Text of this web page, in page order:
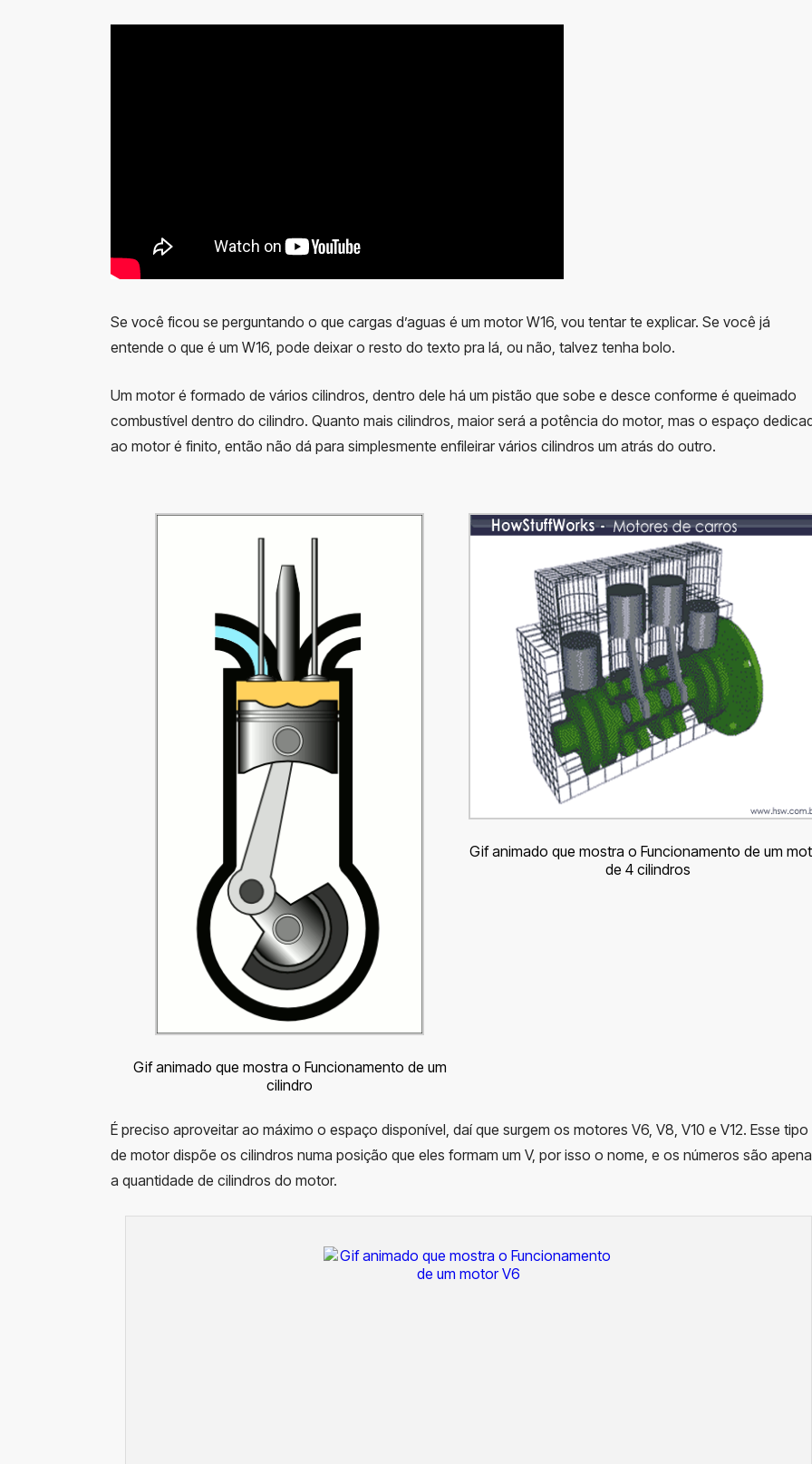
Se você ficou se perguntando o que cargas d’aguas é um motor W16, vou tentar te explicar. Se você já
entende o que é um W16, pode deixar o resto do texto pra lá, ou não, talvez tenha bolo.
Um motor é formado de vários cilindros, dentro dele há um pistão que sobe e desce conforme é queimado
combustível dentro do cilindro. Quanto mais cilindros, maior será a potência do motor, mas o espaço
ao motor é finito, então não dá para simplesmente enfileirar vários cilindros um atrás do outro.
Gif animado que mostra o Funcionamento de um
cilindro
Gif animado que mostra o Funcionamento de um
de 4 cilindros
É preciso aproveitar ao máximo o espaço disponível, daí que surgem os motores V6, V8, V10 e V12. Esse tipo
de motor dispõe os cilindros numa posição que eles formam um V, por isso o nome, e os números são
a quantidade de cilindros do motor.